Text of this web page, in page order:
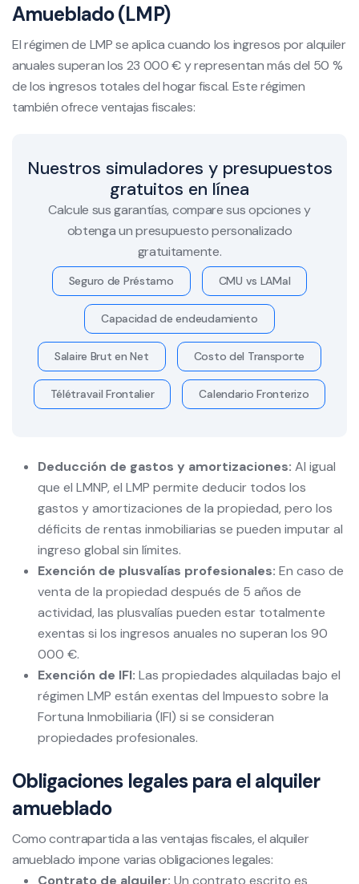
Amueblado (LMP)
El régimen de LMP se aplica cuando los ingresos por alquiler
anuales superan los 23 000 € y representan más del 50 %
de los ingresos totales del hogar fiscal. Este régimen
también ofrece ventajas fiscales:
Nuestros simuladores y presupuestos
gratuitos en línea
Calcule sus garantías, compare sus opciones y
obtenga un presupuesto personalizado
gratuitamente.
Seguro de Préstamo CMU vs LAMal
Capacidad de endeudamiento
Salaire Brut en Net Costo del Transporte
Télétravail Frontalier Calendario Fronterizo
Deducción de gastos y amortizaciones: Al igual
que el LMNP, el LMP permite deducir todos los
gastos y amortizaciones de la propiedad, pero los
déficits de rentas inmobiliarias se pueden imputar al
ingreso global sin límites.
Exención de plusvalías profesionales: En caso de
venta de la propiedad después de 5 años de
actividad, las plusvalías pueden estar totalmente
exentas si los ingresos anuales no superan los 90
000 €.
Exención de IFI: Las propiedades alquiladas bajo el
régimen LMP están exentas del Impuesto sobre la
Fortuna Inmobiliaria (IFI) si se consideran
propiedades profesionales.
Obligaciones legales para el alquiler
amueblado
Como contrapartida a las ventajas fiscales, el alquiler
amueblado impone varias obligaciones legales:
Contrato de alquiler: Un contrato escrito es